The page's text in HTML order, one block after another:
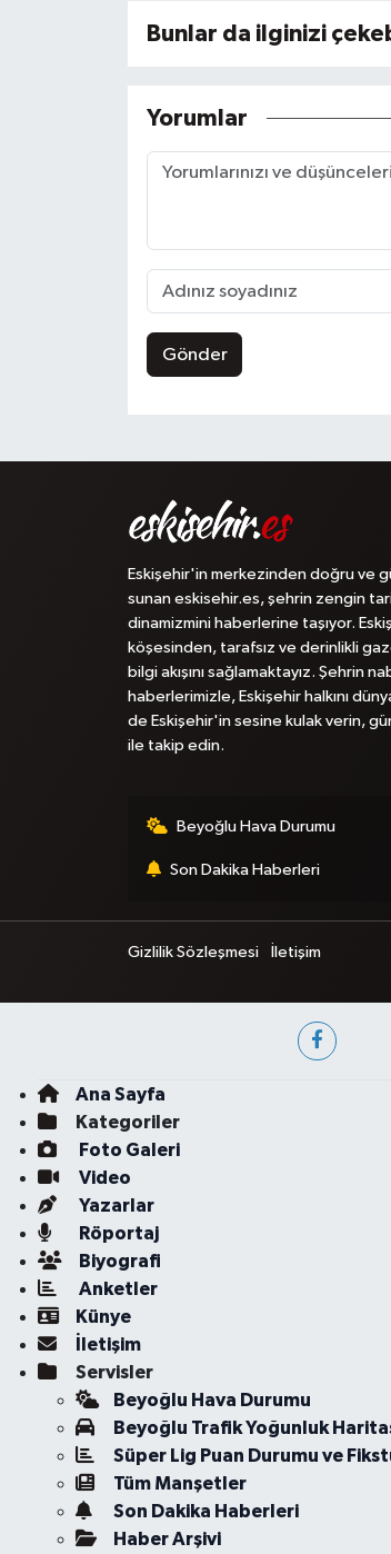
Bunlar da ilginizi
Yorumlar
Gönder
Eskişehir'in merkezinden doğru ve
sunan eskisehir.es, şehrin zengin
dinamizmini haberlerine taşıyor.
köşesinden, tarafsız ve derinlikli
bilgi akışını sağlamaktayız. Şehrin
haberlerimizle, Eskişehir halkını
de Eskişehir'in sesine kulak verin,
ile takip edin.
Beyoğlu Hava Durumu
Son Dakika Haberleri
Gizlilik Sözleşmesi İletişim
Ana Sayfa
Kategoriler
Foto Galeri
Video
Yazarlar
Röportaj
Biyografi
Anketler
Künye
İletişim
Servisler
Beyoğlu Hava Durumu
Beyoğlu Trafik Yoğunluk
Süper Lig Puan Durumu ve
Tüm Manşetler
Son Dakika Haberleri
Haber Arşivi